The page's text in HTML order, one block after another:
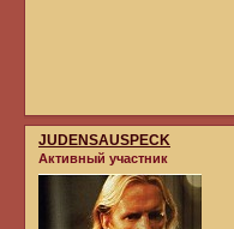
JUDENSAUSPECK
Активный участник